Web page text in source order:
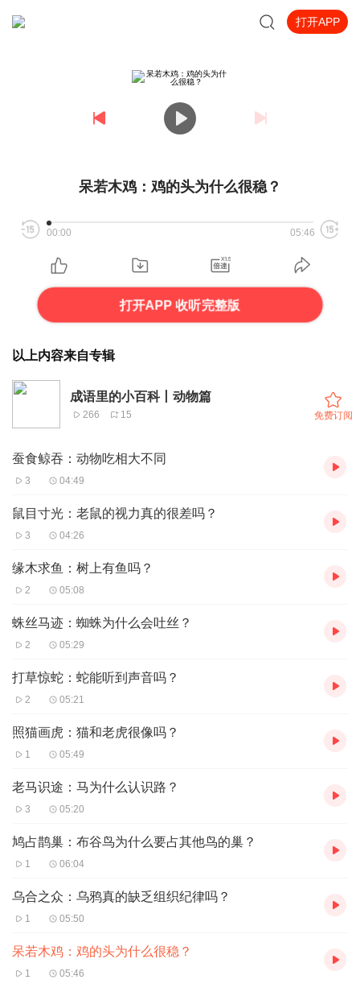
打开APP
呆若木鸡：鸡的头为什么很稳？
00:00 05:46
打开APP 收听完整版
以上内容来自专辑
成语里的小百科丨动物篇
266 15 免费订阅
蚕食鲸吞：动物吃相大不同
3 04:49
鼠目寸光：老鼠的视力真的很差吗？
3 04:26
缘木求鱼：树上有鱼吗？
2 05:08
蛛丝马迹：蜘蛛为什么会吐丝？
2 05:29
打草惊蛇：蛇能听到声音吗？
2 05:21
照猫画虎：猫和老虎很像吗？
1 05:49
老马识途：马为什么认识路？
3 05:20
鸠占鹊巢：布谷鸟为什么要占其他鸟的巢？
1 06:04
乌合之众：乌鸦真的缺乏组织纪律吗？
1 05:50
呆若木鸡：鸡的头为什么很稳？
1 05:46